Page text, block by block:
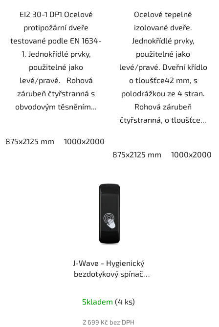
EI2 30-1 DP1 Ocelové
protipožární dveře
testované podle EN 1634-
1. Jednokřídlé prvky,
použitelné jako
levé/pravé. Rohová
zárubeň čtyřstranná s
obvodovým těsněním...
875x2125 mm 1000x2000 mm
Ocelové tepelně
izolované dveře.
Jednokřídlé prvky,
použitelné jako
levé/pravé. Dveřní křídlo
o tloušťce42 mm, s
polodrážkou ze 4 stran.
Rohová zárubeň
čtyřstranná, o tloušťce...
875x2125 mm 1000x2000
J-Wave - Hygienický
bezdotykový spínač
Skladem (4 ks)
2 699 Kč bez DPH